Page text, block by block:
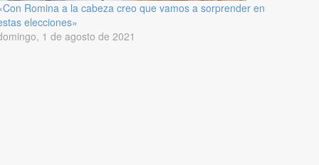
Romina a la cabeza creo que vamos a sorprender en
elecciones»
1 de agosto de 2021